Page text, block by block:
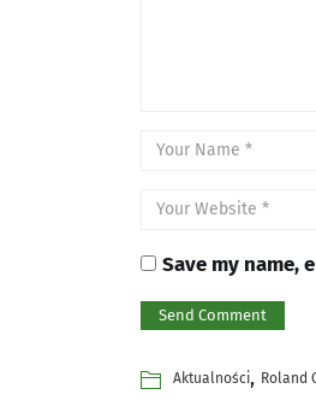
Save my name,
Aktualności, Roland